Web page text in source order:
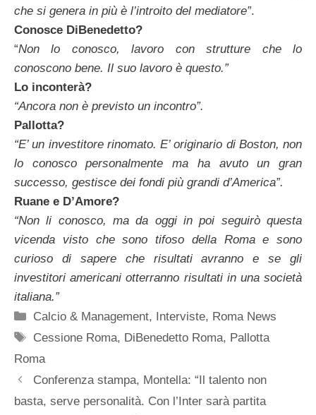
che si genera in più è l’introito del mediatore”.
Conosce DiBenedetto?
“Non lo conosco, lavoro con strutture che lo
conoscono bene. Il suo lavoro è questo.”
Lo inconterà?
“Ancora non è previsto un incontro”.
Pallotta?
“E’ un investitore rinomato. E’ originario di Boston, non
lo conosco personalmente ma ha avuto un gran
successo, gestisce dei fondi più grandi d’America”.
Ruane e D’Amore?
“Non li conosco, ma da oggi in poi seguirò questa
vicenda visto che sono tifoso della Roma e sono
curioso di sapere che risultati avranno e se gli
investitori americani otterranno risultati in una società
italiana.”
Categorie
Calcio & Management, Interviste, Roma News
Tag
Cessione Roma, DiBenedetto Roma, Pallotta
Roma
Conferenza stampa, Montella: “Il talento non
basta, serve personalità. Con l’Inter sarà partita